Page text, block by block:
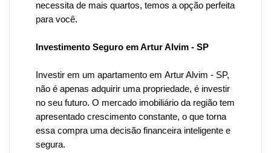
necessita de mais quartos, temos a opção perfeita
para você.
Investimento Seguro em Artur Alvim - SP
Investir em um apartamento em Artur Alvim - SP,
não é apenas adquirir uma propriedade, é investir
no seu futuro. O mercado imobiliário da região tem
apresentado crescimento constante, o que torna
essa compra uma decisão financeira inteligente e
segura.